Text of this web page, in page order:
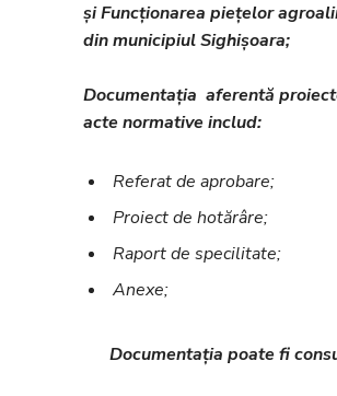
și Funcționarea piețelor
din municipiul Sighișoara;
Documentația aferentă
acte normative includ:
Referat de aprobare;
Proiect de hotărâre;
Raport de specilitate;
Anexe;
Documentația poate fi